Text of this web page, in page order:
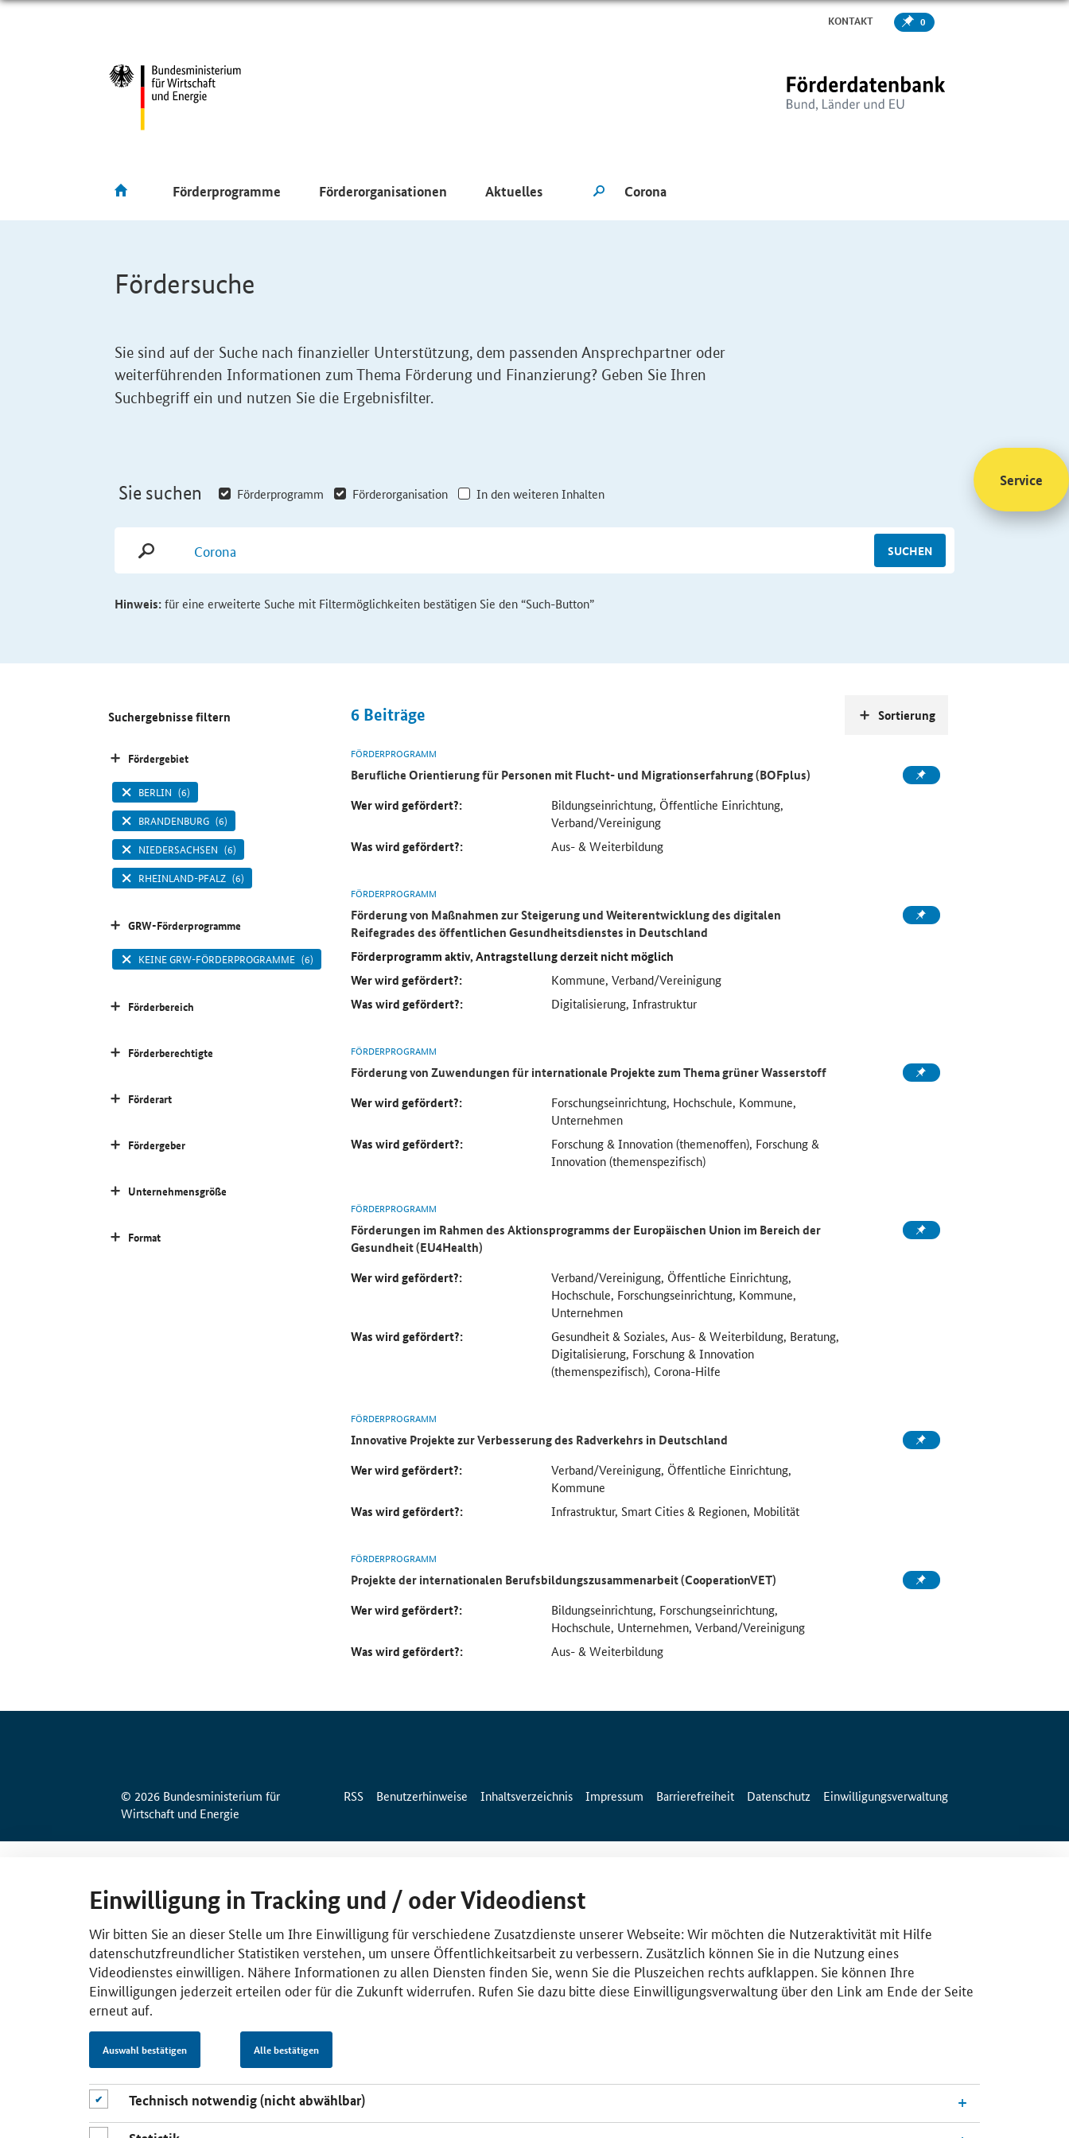
KONTAKT 0
Förderprogramme Förderorganisationen Aktuelles
Fördersuche
Sie sind auf der Suche nach finanzieller Unterstützung, dem passenden Ansprechpartner oder
weiterführenden Informationen zum Thema Förderung und Finanzierung? Geben Sie Ihren
Suchbegriff ein und nutzen Sie die Ergebnisfilter.
Sie suchen Förderprogramm Förderorganisation In den weiteren Inhalten
SUCHEN
Hinweis:für eine erweiterte Suche mit Filtermöglichkeiten bestätigen Sie den “Such-Button”
6 Beiträge
FÖRDERPROGRAMM
Berufliche Orientierung für Personen mit Flucht- und Migrationserfahrung (BOFplus)
Wer wird gefördert?:
Bildungseinrichtung, Öffentliche Einrichtung,
Verband/Vereinigung
Was wird gefördert?: Aus- & Weiterbildung
FÖRDERPROGRAMM
Förderung von Maßnahmen zur Steigerung und Weiterentwicklung des digitalen
Reifegrades des öffentlichen Gesundheitsdienstes in Deutschland
Förderprogramm aktiv, Antragstellung derzeit nicht möglich
Wer wird gefördert?:
Kommune, Verband/Vereinigung
Was wird gefördert?: Digitalisierung, Infrastruktur
FÖRDERPROGRAMM
Förderung von Zuwendungen für internationale Projekte zum Thema grüner Wasserstoff
Wer wird gefördert?:
Forschungseinrichtung, Hochschule, Kommune,
Unternehmen
Was wird gefördert?:
Forschung & Innovation (themenoffen), Forschung &
Innovation (themenspezifisch)
FÖRDERPROGRAMM
Förderungen im Rahmen des Aktionsprogramms der Europäischen Union im Bereich der
Gesundheit (EU4Health)
Wer wird gefördert?:
Verband/Vereinigung, Öffentliche Einrichtung,
Hochschule, Forschungseinrichtung, Kommune,
Unternehmen
Was wird gefördert?:
Gesundheit & Soziales, Aus- & Weiterbildung, Beratung,
Digitalisierung, Forschung & Innovation
(themenspezifisch), Corona-Hilfe
FÖRDERPROGRAMM
Innovative Projekte zur Verbesserung des Radverkehrs in Deutschland
Wer wird gefördert?:
Verband/Vereinigung, Öffentliche Einrichtung,
Kommune
Was wird gefördert?: Infrastruktur, Smart Cities & Regionen, Mobilität
FÖRDERPROGRAMM
Projekte der internationalen Berufsbildungszusammenarbeit (CooperationVET)
Wer wird gefördert?:
Bildungseinrichtung, Forschungseinrichtung,
Hochschule, Unternehmen, Verband/Vereinigung
Was wird gefördert?: Aus- & Weiterbildung
Sortierung
Suchergebnisse filtern
Fördergebiet
BERLIN (6)
BRANDENBURG (6)
NIEDERSACHSEN (6)
RHEINLAND-PFALZ (6)
GRW-Förderprogramme
KEINE GRW-FÖRDERPROGRAMME (6)
Förderbereich
Förderberechtigte
Förderart
Fördergeber
Unternehmensgröße
Format
Service
© 2026 Bundesministerium für
Wirtschaft und Energie
RSS Benutzerhinweise Inhaltsverzeichnis Impressum Barrierefreiheit Datenschutz Einwilligungsverwaltung
Einwilligung in Tracking und / oder Videodienst
Wir bitten Sie an dieser Stelle um Ihre Einwilligung für verschiedene Zusatzdienste unserer Webseite: Wir möchten die Nutzeraktivität mit Hilfe
datenschutzfreundlicher Statistiken verstehen, um unsere Öffentlichkeitsarbeit zu verbessern. Zusätzlich können Sie in die Nutzung eines
Videodienstes einwilligen. Nähere Informationen zu allen Diensten finden Sie, wenn Sie die Pluszeichen rechts aufklappen. Sie können Ihre
Einwilligungen jederzeit erteilen oder für die Zukunft widerrufen. Rufen Sie dazu bitte diese Einwilligungsverwaltung über den Link am Ende der Seite
erneut auf.
Auswahl bestätigen Alle bestätigen
Technisch notwendig (nicht abwählbar)